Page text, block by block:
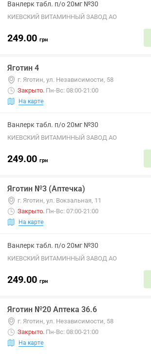
Ванлерк табл. п/о 20мг №30
КИЕВСКИЙ ВИТАМИННЫЙ ЗАВОД АО
249.00 грн
Яготин 4
г. Яготин, ул. Независимости, 58
Закрыто. Пн-Вс: 08:00-21:00
На карте
Ванлерк табл. п/о 20мг №30
КИЕВСКИЙ ВИТАМИННЫЙ ЗАВОД АО
249.00 грн
Яготин №3 (Аптечка)
г. Яготин, ул. Вокзальная, 11
Закрыто. Пн-Вс: 07:00-21:00
На карте
Ванлерк табл. п/о 20мг №30
КИЕВСКИЙ ВИТАМИННЫЙ ЗАВОД АО
249.00 грн
Яготин №20 Аптека 36.6
г. Яготин, ул. Независимости, 58
Закрыто. Пн-Вс: 08:00-21:00
На карте